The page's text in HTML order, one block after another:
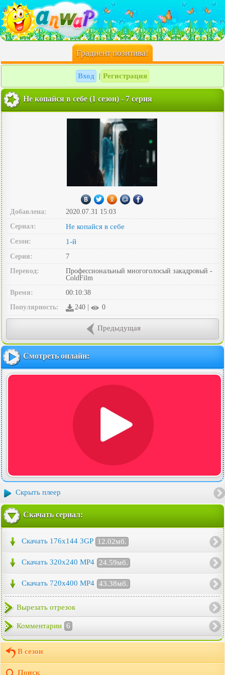
Градиент позитива!
Вход Регистрация
Не копайся в себе (1 сезон) - 7 серия
Добавлена:
2020.07.31 15:03
Сериал:
Не копайся в себе
Сезон: 1-й
Серия:
7
Перевод:
Профессиональный многоголосый закадровый -
ColdFilm
Время:
00:10:38
Популярность:
240 | 0
Предыдущая
Смотреть онлайн:
Скрыть плеер
Скачать сериал:
Скачать 176x144 3GP 12.02мб.
Скачать 320x240 MP4 24.59мб.
Скачать 720x400 MP4 43.38мб.
Вырезать отрезок
Комментарии 6
В сезон
Поиск